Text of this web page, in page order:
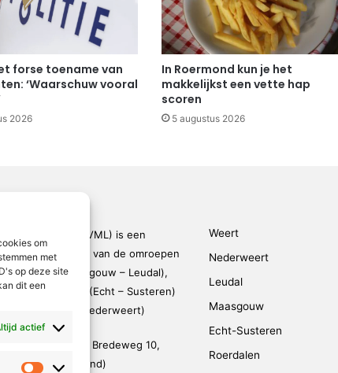
om
met
op deze site
dit een
actief
forse toename van
‘Waarschuw vooral
2026
In Roermond kun je het
makkelijkst een vette hap
scoren
5 augustus 2026
Midden-Limburg (VML) is een
van de omroepen
– Maasgouw – Leudal),
SOL2 (Echt – Susteren)
(Weert – Nederweert)
is gevestigd op de Bredeweg 10,
(De Weerstand)
Weert
Nederweert
Leudal
Maasgouw
Echt-Susteren
Roerdalen